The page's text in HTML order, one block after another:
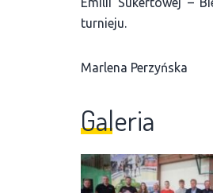
turnieju.
Marlena Perzyńska
Galeria